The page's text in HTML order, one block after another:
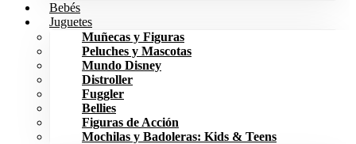
Bebés
Juguetes
Muñecas y Figuras
Peluches y Mascotas
Mundo Disney
Distroller
Fuggler
Bellies
Figuras de Acción
Mochilas y Badoleras: Kids & Teens